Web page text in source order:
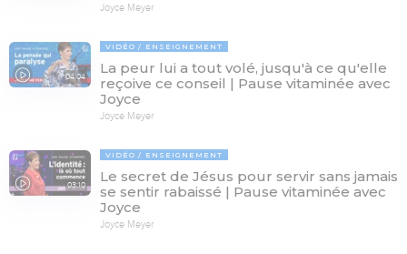
Joyce Meyer
04:04
VIDÉO ENSEIGNEMENT
La peur lui a tout volé, jusqu'à ce qu'elle
reçoive ce conseil | Pause vitaminée avec
Joyce
Joyce Meyer
03:10
VIDÉO ENSEIGNEMENT
Le secret de Jésus pour servir sans jamais
se sentir rabaissé | Pause vitaminée avec
Joyce
Joyce Meyer